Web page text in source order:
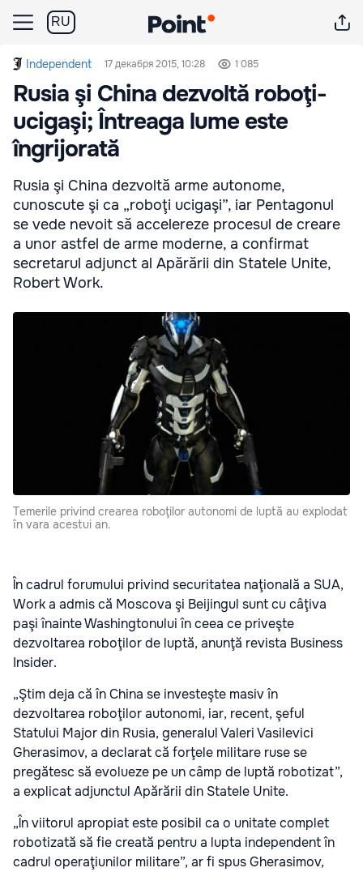
RU
Independent 17 декабря 2015, 10:28 1 085
Rusia şi China dezvoltă roboţi-
ucigaşi; Întreaga lume este
îngrijorată
Rusia şi China dezvoltă arme autonome,
cunoscute şi ca „roboţi ucigaşi”, iar Pentagonul
se vede nevoit să accelereze procesul de creare
a unor astfel de arme moderne, a confirmat
secretarul adjunct al Apărării din Statele Unite,
Robert Work.
Temerile privind crearea roboţilor autonomi de luptă au explodat
în vara acestui an.
În cadrul forumului privind securitatea naţională a SUA,
Work a admis că Moscova şi Beijingul sunt cu câţiva
paşi înainte Washingtonului în ceea ce priveşte
dezvoltarea roboţilor de luptă, anunţă revista Business
Insider.
„Ştim deja că în China se investeşte masiv în
dezvoltarea roboţilor autonomi, iar, recent, şeful
Statului Major din Rusia, generalul Valeri Vasilevici
Gherasimov, a declarat că forţele militare ruse se
pregătesc să evolueze pe un câmp de luptă robotizat”,
a explicat adjunctul Apărării din Statele Unite.
„În viitorul apropiat este posibil ca o unitate complet
robotizată să fie creată pentru a lupta independent în
cadrul operaţiunilor militare”, ar fi spus Gherasimov,